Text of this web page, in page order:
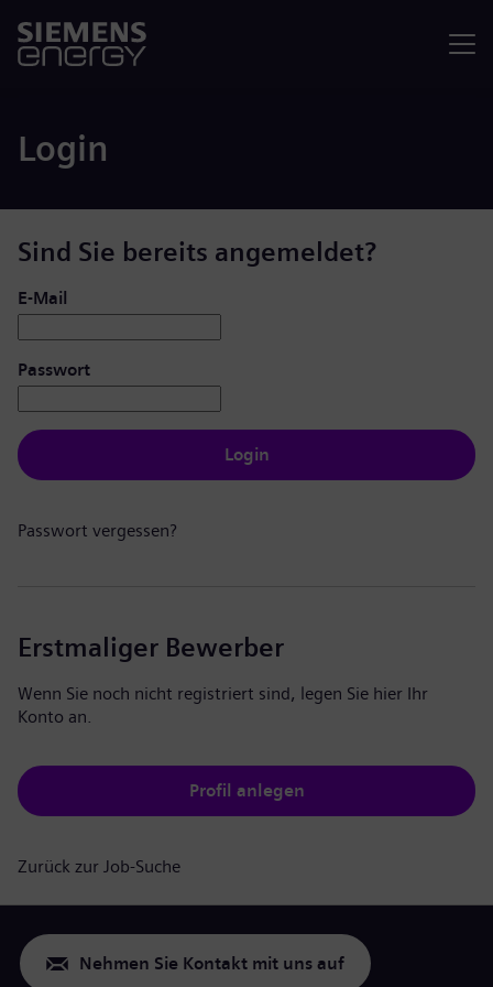
Login
Sind Sie bereits angemeldet?
Login: Benutzer und Passwort
E-Mail
Passwort
Login
Passwort vergessen?
Erstmaliger Bewerber
Wenn Sie noch nicht registriert sind, legen Sie hier Ihr
Konto an.
Profil anlegen
Zurück zur Job-Suche
Nehmen Sie Kontakt mit uns auf